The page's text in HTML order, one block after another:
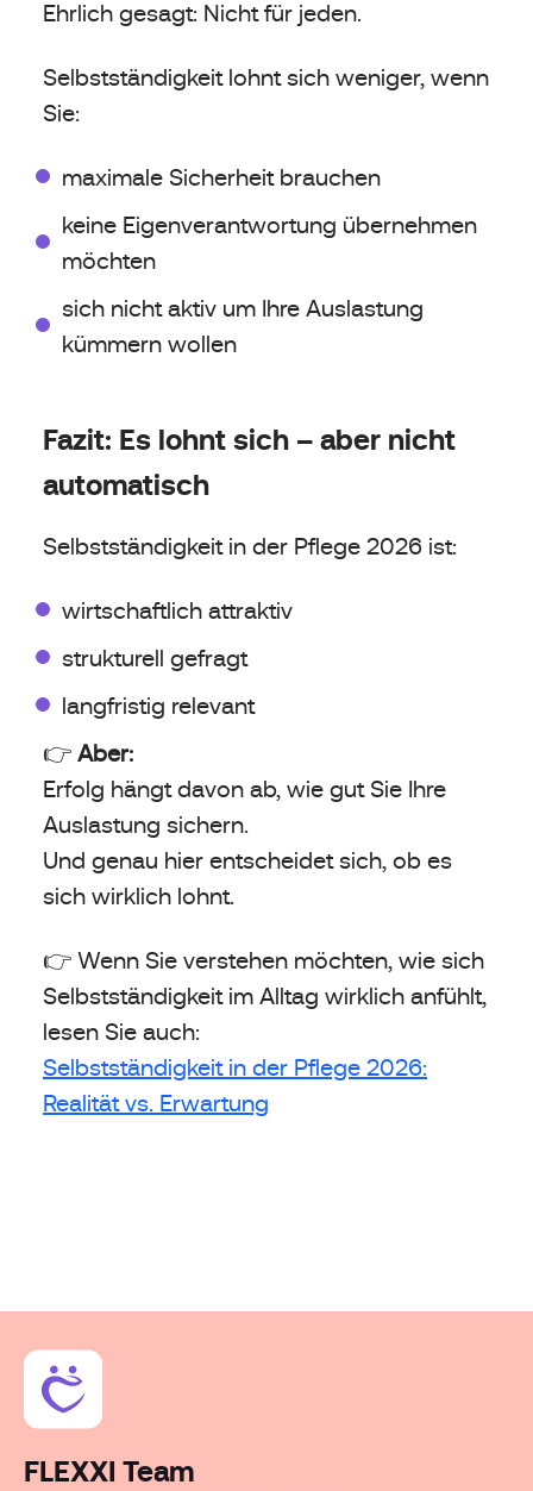
Ehrlich gesagt: Nicht für jeden.
Selbstständigkeit lohnt sich weniger, wenn
Sie:
maximale Sicherheit brauchen
keine Eigenverantwortung übernehmen
möchten
sich nicht aktiv um Ihre Auslastung
kümmern wollen
Fazit: Es lohnt sich – aber nicht
automatisch
Selbstständigkeit in der Pflege 2026 ist:
wirtschaftlich attraktiv
strukturell gefragt
langfristig relevant
👉 Aber:
Erfolg hängt davon ab, wie gut Sie Ihre
Auslastung sichern.
Und genau hier entscheidet sich, ob es
sich wirklich lohnt.
👉 Wenn Sie verstehen möchten, wie sich
Selbstständigkeit im Alltag wirklich anfühlt,
lesen Sie auch:
Selbstständigkeit in der Pflege 2026:
Realität vs. Erwartung
FLEXXI Team